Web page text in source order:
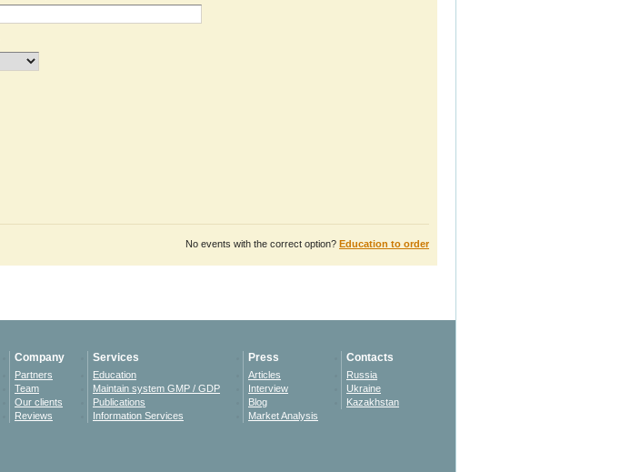
No events with the correct option? Education to order
Company
Partners
Team
Our clients
Reviews
Services
Education
Maintain system GMP / GDP
Publications
Information Services
Press
Articles
Interview
Blog
Market Analysis
Contacts
Russia
Ukraine
Kazakhstan